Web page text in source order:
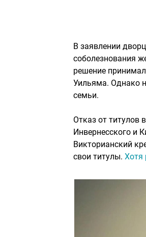
В заявлении
соболезнования
решение
Уильяма. Однако
семьи.
Отказ от титулов
Инвернесского и
Викторианский
свои титулы. Хотя